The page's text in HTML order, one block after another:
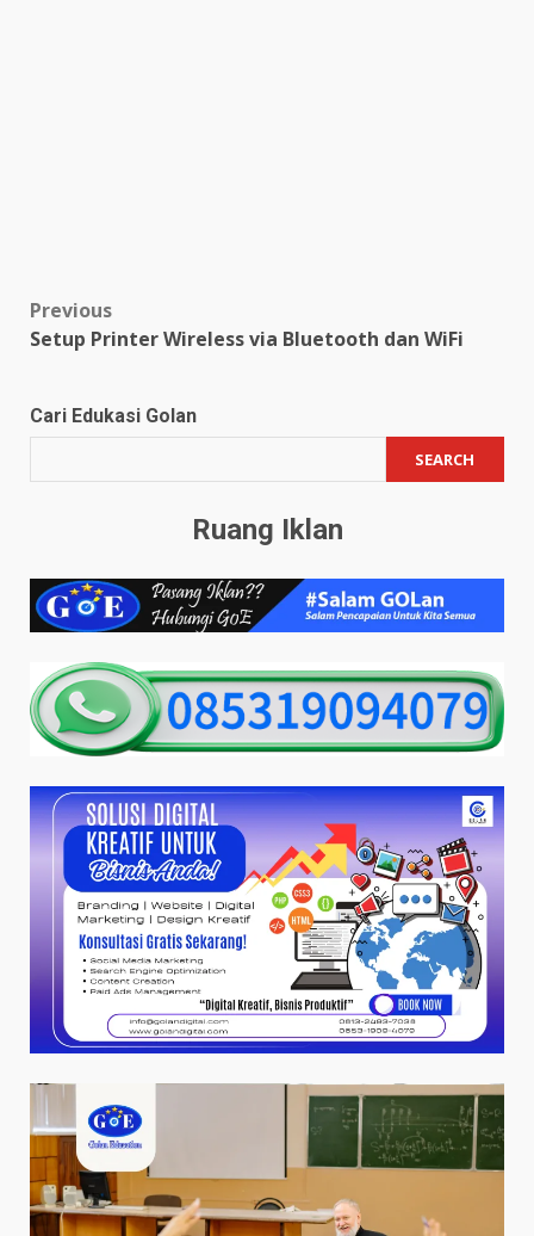
Post
navigation
Previous
Setup Printer Wireless via Bluetooth dan WiFi
Cari Edukasi Golan
SEARCH
Ruang Iklan